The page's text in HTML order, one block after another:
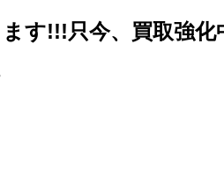
す!!!只今、買取強化